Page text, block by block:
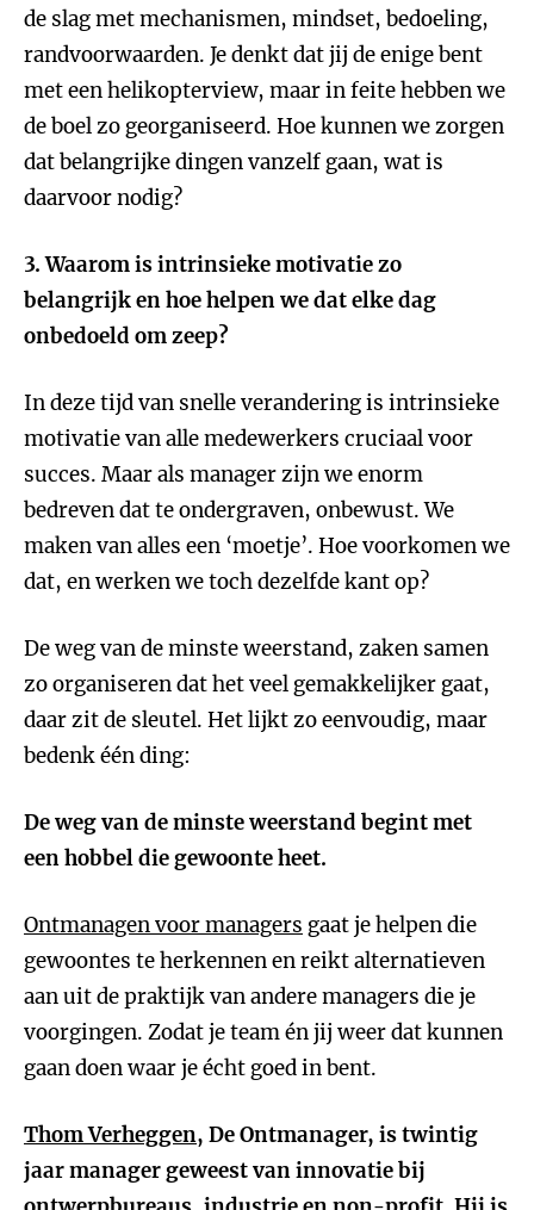
de slag met mechanismen, mindset, bedoeling,
randvoorwaarden. Je denkt dat jij de enige bent
met een helikopterview, maar in feite hebben we
de boel zo georganiseerd. Hoe kunnen we zorgen
dat belangrijke dingen vanzelf gaan, wat is
daarvoor nodig?
3.Waarom is intrinsieke motivatie zo
belangrijk en hoe helpen we dat elke dag
onbedoeld om zeep?
In deze tijd van snelle verandering is intrinsieke
motivatie van alle medewerkers cruciaal voor
succes. Maar als manager zijn we enorm
bedreven dat te ondergraven, onbewust. We
maken van alles een ‘moetje’. Hoe voorkomen we
dat, en werken we toch dezelfde kant op?
De weg van de minste weerstand, zaken samen
zo organiseren dat het veel gemakkelijker gaat,
daar zit de sleutel. Het lijkt zo eenvoudig, maar
bedenk één ding:
De weg van de minste weerstand begint met
een hobbel die gewoonte heet.
Ontmanagen voor managers gaat je helpen die
gewoontes te herkennen en reikt alternatieven
aan uit de praktijk van andere managers die je
voorgingen. Zodat je team én jij weer dat kunnen
gaan doen waar je écht goed in bent.
Thom Verheggen, De Ontmanager, is twintig
jaar manager geweest van innovatie bij